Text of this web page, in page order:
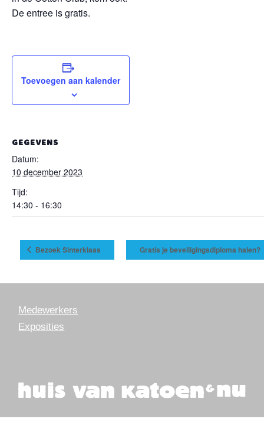
De entree is gratis.
Toevoegen aan kalender
GEGEVENS
Datum:
10 december 2023
Tijd:
14:30 - 16:30
Bezoek Sinterklaas Gratis je beveiligingsdiploma halen?
Medewerkers
Exposities